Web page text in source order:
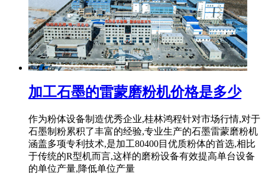
加工石墨的雷蒙磨粉机价格是多少
作为粉体设备制造优秀企业,桂林鸿程针对市场行情,对于
石墨制粉累积了丰富的经验,专业生产的石墨雷蒙磨粉机
涵盖多项专利技术,是加工80400目优质粉体的首选,相比
于传统的R型机而言,这样的磨粉设备有效提高单台设备
的单位产量,降低单位产量